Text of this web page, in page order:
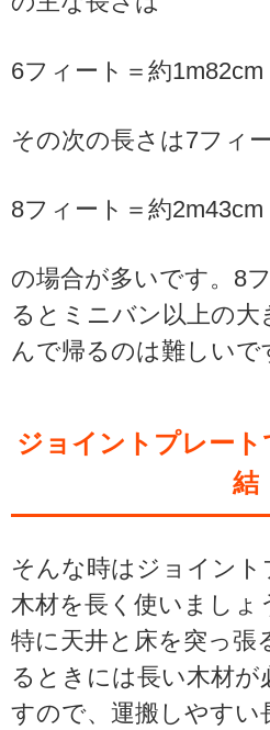
6フィート＝約1m82cm
その次の長さは7フィ
8フィート＝約2m43cm
の場合が多いです。8
るとミニバン以上の
んで帰るのは難しいで
ジョイントプレー
結
そんな時はジョイン
木材を長く使いましょ
特に天井と床を突っ張
るときには長い木材が
すので、運搬しやすい